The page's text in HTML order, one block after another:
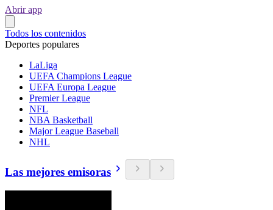
Abrir app
Todos los contenidos
Deportes populares
LaLiga
UEFA Champions League
UEFA Europa League
Premier League
NFL
NBA Basketball
Major League Baseball
NHL
Las mejores emisoras